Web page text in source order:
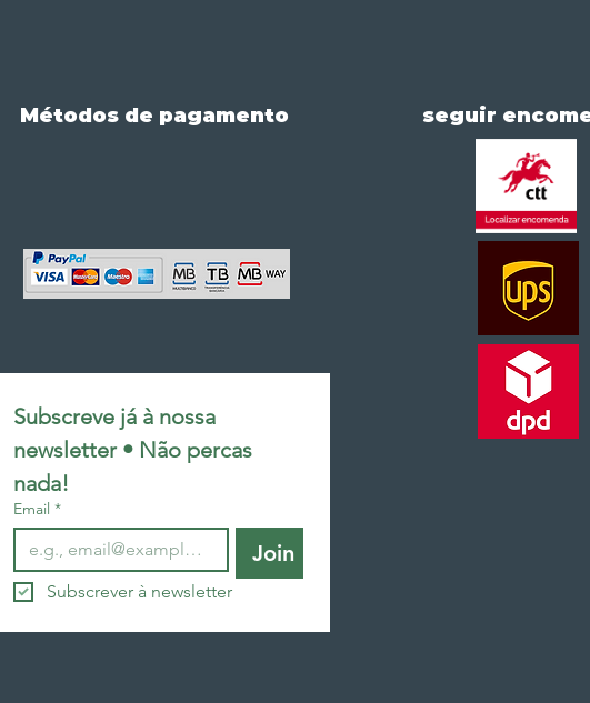
Métodos de pagamento
Subscreve já à nossa
newsletter • Não percas
nada!
Email *
Join
Subscrever à newsletter
seguir